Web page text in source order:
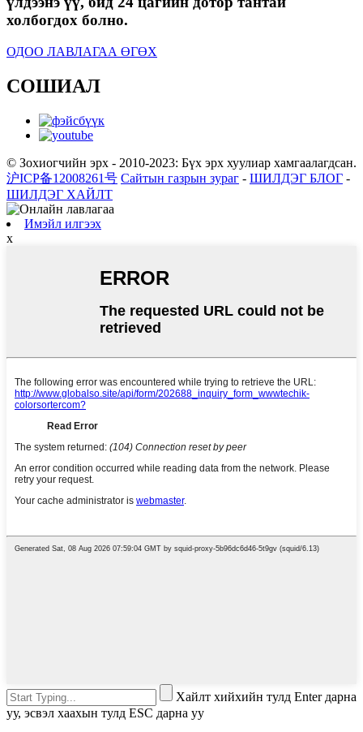
холбогдох болно.
ОДОО ЛАВЛАГАА ӨГӨХ
СОШИАЛ
© Зохиогчийн эрх - 2010-2023: Бүх эрх хуулиар хамгаалагдсан.
沪ICP备12008261号 Сайтын газрын зураг - ШИЛДЭГ БЛОГ -
ШИЛДЭГ ХАЙЛТ
Имэйл илгээх
x
Хайлт хийхийн тулд Enter дарна
уу, эсвэл хаахын тулд ESC дарна уу